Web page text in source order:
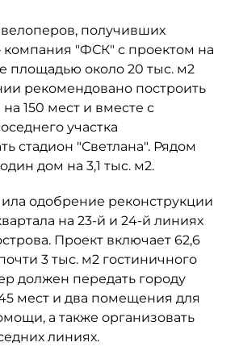
получивших
компания "ФСК" с проектом на
площадью около 20 тыс. м2
рекомендовано построить
150 мест и вместе с
участка
стадион "Светлана". Рядом
дом на 3,1 тыс. м2.
одобрение реконструкции
на 23-й и 24-й линиях
Проект включает 62,6
3 тыс. м2 гостиничного
должен передать городу
мест и два помещения для
а также организовать
линиях.